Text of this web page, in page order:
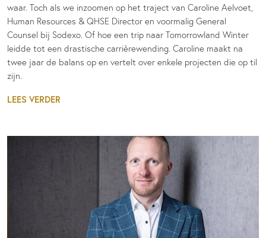
waar. Toch als we inzoomen op het traject van Caroline Aelvoet,
Human Resources & QHSE Director en voormalig General
Counsel bij Sodexo. Of hoe een trip naar Tomorrowland Winter
leidde tot een drastische carrièrewending. Caroline maakt na
twee jaar de balans op en vertelt over enkele projecten die op til
zijn.
LEES VERDER